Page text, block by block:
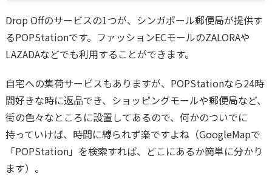
Drop Offのサービスの1つが、シンガポール郵便局が提供す
るPOPStationです。ファッションECモールのZALORAや
LAZADAなどでも利用することができます。
自宅への集荷サービスもありますが、POPStationなら24時
間好きな時に返品でき、ショッピングモールや郵便局など、
街の色々なところに設置してあるので、何かのついでに
持っていけば、時間に縛られず楽ですよね（GoogleMapで
「POPStation」を検索すれば、どこにあるか簡単に分かり
ます）。